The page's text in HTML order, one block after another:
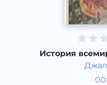
История
Западной
Мировая